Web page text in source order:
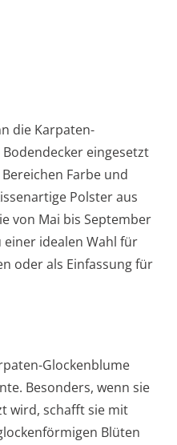
die Karpaten-
eingesetzt
Farbe und
Polster aus
von Mai bis September
idealen Wahl für
oder als Einfassung für
Glockenblume
Besonders, wenn sie
wird, schafft sie mit
Blüten